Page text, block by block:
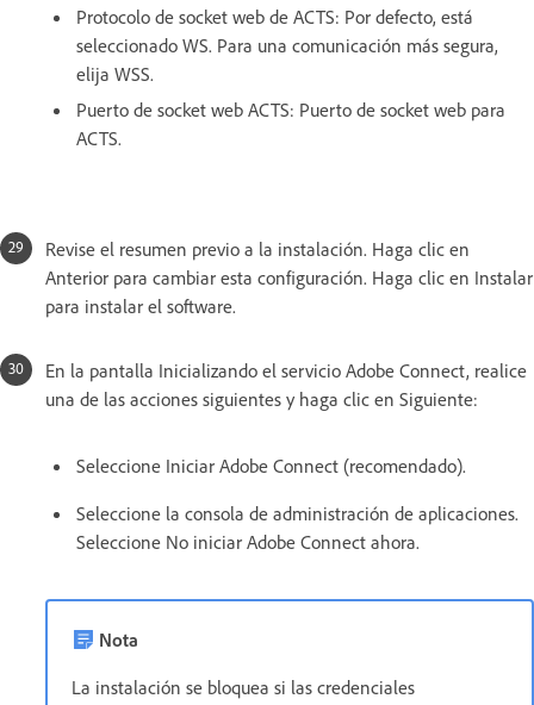
Protocolo de socket web de ACTS: Por defecto, está
seleccionado WS. Para una comunicación más segura,
elija WSS.
Puerto de socket web ACTS: Puerto de socket web para
ACTS.
Revise el resumen previo a la instalación. Haga clic en
Anterior para cambiar esta configuración. Haga clic en Instalar
para instalar el software.
En la pantalla Inicializando el servicio Adobe Connect, realice
una de las acciones siguientes y haga clic en Siguiente:
Seleccione Iniciar Adobe Connect (recomendado).
Seleccione la consola de administración de aplicaciones.
Seleccione No iniciar Adobe Connect ahora.
Nota
La instalación se bloquea si las credenciales